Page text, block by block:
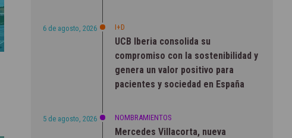
6 de agosto, 2026 I+D
UCB Iberia consolida su
compromiso con la sostenibilidad y
genera un valor positivo para
pacientes y sociedad en España
5 de agosto, 2026 NOMBRAMIENTOS
Mercedes Villacorta, nueva